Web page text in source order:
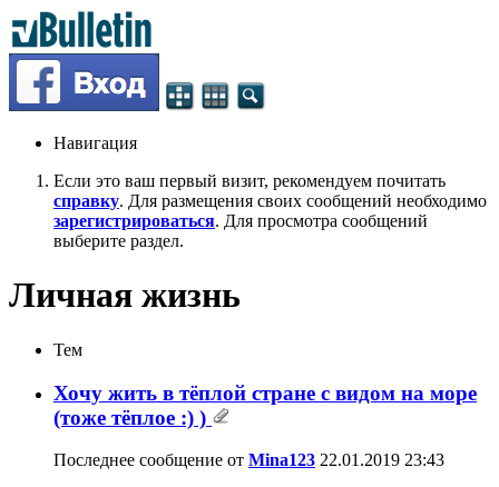
Навигация
Если это ваш первый визит, рекомендуем почитать
справку. Для размещения своих сообщений необходимо
зарегистрироваться. Для просмотра сообщений
выберите раздел.
Личная жизнь
Тем
Хочу жить в тёплой стране с видом на море
(тоже тёплое :) )
Последнее сообщение от Mina123 22.01.2019 23:43